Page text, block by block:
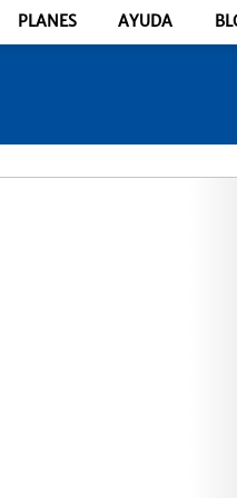
PLANES AYUDA